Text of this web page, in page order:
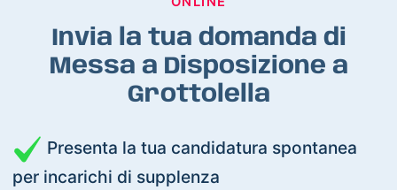
Invia la tua domanda di
Messa a Disposizione a
Grottolella
Presenta la tua candidatura spontanea
per incarichi di supplenza